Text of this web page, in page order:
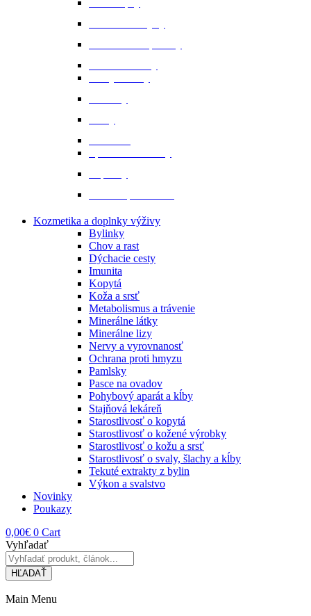
Kozmetika a doplnky výživy
Bylinky
Chov a rast
Dýchacie cesty
Imunita
Kopytá
Koža a srsť
Metabolismus a trávenie
Minerálne látky
Minerálne lizy
Nervy a vyrovnanosť
Ochrana proti hmyzu
Pamlsky
Pasce na ovadov
Pohybový aparát a kĺby
Stajňová lekáreň
Starostlivosť o kopytá
Starostlivosť o kožené výrobky
Starostlivosť o kožu a srsť
Starostlivosť o svaly, šlachy a kĺby
Tekuté extrakty z bylin
Výkon a svalstvo
Novinky
Poukazy
0,00€ 0 Cart
Vyhľadať
HĽADAŤ
Main Menu